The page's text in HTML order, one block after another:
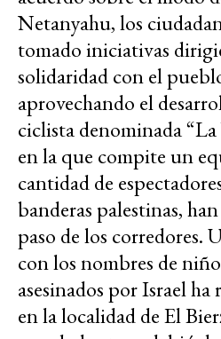
Netanyahu, los
tomado iniciativas
solidaridad con el
aprovechando el
ciclista denominada
en la que compite un
cantidad de
banderas palestinas,
paso de los corredores.
con los nombres de
asesinados por Israel
en la localidad de El